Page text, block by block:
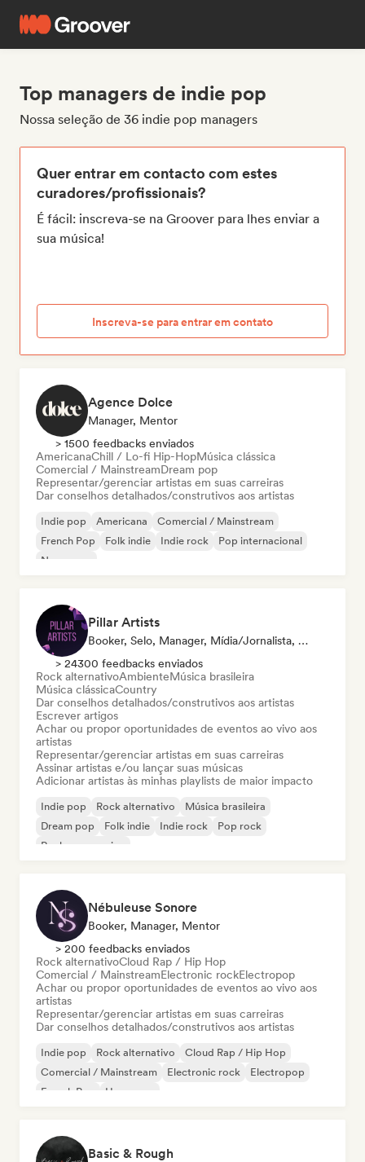
Top managers de indie pop
Nossa seleção de 36 indie pop managers
Quer entrar em contacto com estes
curadores/profissionais?
É fácil: inscreva-se na Groover para lhes enviar a
sua música!
Inscreva-se para entrar em contato
Agence Dolce
Manager, Mentor
> 1500 feedbacks enviados
AmericanaChill / Lo-fi Hip-HopMúsica clássica
Comercial / MainstreamDream pop
Representar/gerenciar artistas em suas carreiras
Dar conselhos detalhados/construtivos aos artistas
Indie pop Americana
Comercial / Mainstream
French Pop
Folk indie Indie rock
Pop internacional
New wave
Pillar Artists
Booker, Selo, Manager, Mídia/Jornalista, Mentor, Playlist
> 24300 feedbacks enviados
Rock alternativoAmbienteMúsica brasileira
Música clássicaCountry
Dar conselhos detalhados/construtivos aos artistas
Escrever artigos
Achar ou propor oportunidades de eventos ao vivo aos
artistas
Representar/gerenciar artistas em suas carreiras
Assinar artistas e/ou lançar suas músicas
Adicionar artistas às minhas playlists de maior impacto
Indie pop Rock alternativo
Música brasileira
Dream pop
Folk indie Indie rock
Pop rock
Rock progressivo
Nébuleuse Sonore
Booker, Manager, Mentor
> 200 feedbacks enviados
Rock alternativoCloud Rap / Hip Hop
Comercial / MainstreamElectronic rockElectropop
Achar ou propor oportunidades de eventos ao vivo aos
artistas
Representar/gerenciar artistas em suas carreiras
Dar conselhos detalhados/construtivos aos artistas
Indie pop Rock alternativo
Cloud Rap / Hip Hop
Comercial / Mainstream
Electronic rock
Electropop
French Pop
Hyperpop
Basic & Rough